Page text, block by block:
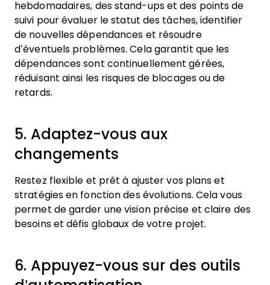
hebdomadaires, des stand-ups et des points de
suivi pour évaluer le statut des tâches, identifier
de nouvelles dépendances et résoudre
d’éventuels problèmes. Cela garantit que les
dépendances sont continuellement gérées,
réduisant ainsi les risques de blocages ou de
retards.
5. Adaptez-vous aux
changements
Restez flexible et prêt à ajuster vos plans et
stratégies en fonction des évolutions. Cela vous
permet de garder une vision précise et claire des
besoins et défis globaux de votre projet.
6. Appuyez-vous sur des outils